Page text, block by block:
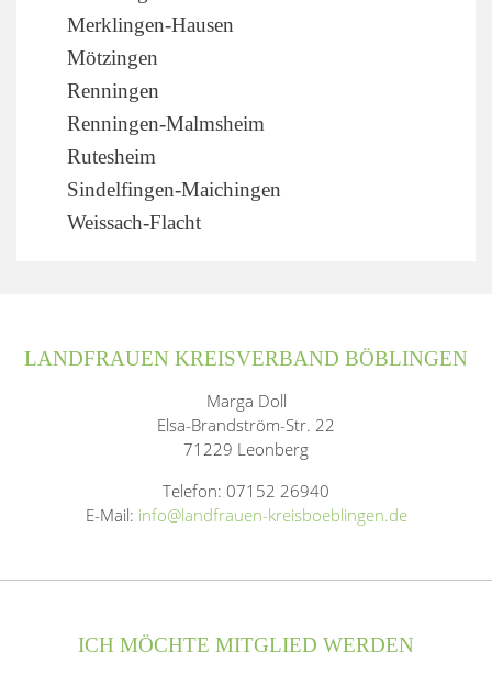
Merklingen-Hausen
Mötzingen
Renningen
Renningen-Malmsheim
Rutesheim
Sindelfingen-Maichingen
Weissach-Flacht
LANDFRAUEN KREISVERBAND BÖBLINGEN
Marga Doll
Elsa-Brandström-Str. 22
71229 Leonberg
Telefon: 07152 26940
E-Mail: info@landfrauen-kreisboeblingen.de
ICH MÖCHTE MITGLIED WERDEN